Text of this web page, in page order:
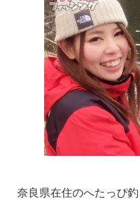
奈良県在住のへたっぴ